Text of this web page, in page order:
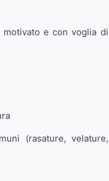
motivato e con voglia di
(rasature, velature,